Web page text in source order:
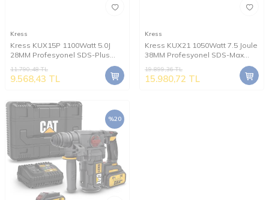
Kress
Kress KUX15P 1100Watt 5.0J
28MM Profesyonel SDS-Plus
11.790,48TL
9.568,43 TL
Kress
Kress KUX21 1050Watt 7.5 Joule
38MM Profesyonel SDS-Max
19.899,36TL
15.980,72 TL
%20